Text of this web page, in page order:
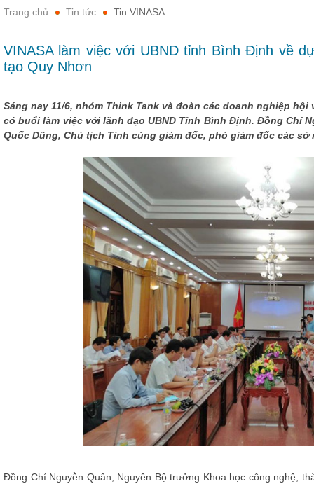
Trang chủ Tin tức Tin VINASA
VINASA làm việc với UBND tỉnh Bình Định về
tạo Quy Nhơn
Sáng nay 11/6, nhóm Think Tank và đoàn các doanh nghiệp
có buổi làm việc với lãnh đạo UBND Tỉnh Bình Định. Đồng Chí
Quốc Dũng, Chủ tịch Tỉnh cùng giám đốc, phó giám đốc các
Đồng Chí Nguyễn Quân, Nguyên Bộ trưởng Khoa học công nghệ,